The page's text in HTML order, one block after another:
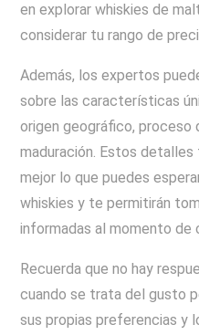
en explorar whiskies de
considerar tu rango de
Además, los expertos
sobre las características
origen geográfico,
maduración. Estos
mejor lo que puedes
whiskies y te permitirán
informadas al momento de
Recuerda que no hay
cuando se trata del gusto
sus propias preferencias y